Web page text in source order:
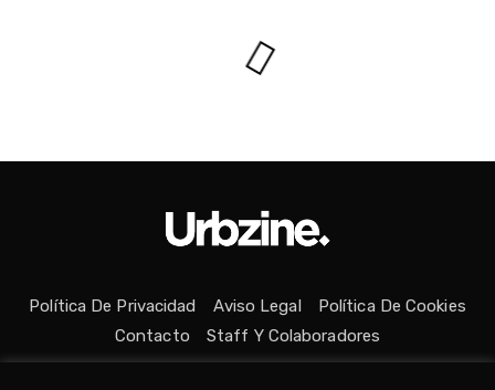
Política De Privacidad Aviso Legal
Política De Cookies
Contacto
Staff Y Colaboradores